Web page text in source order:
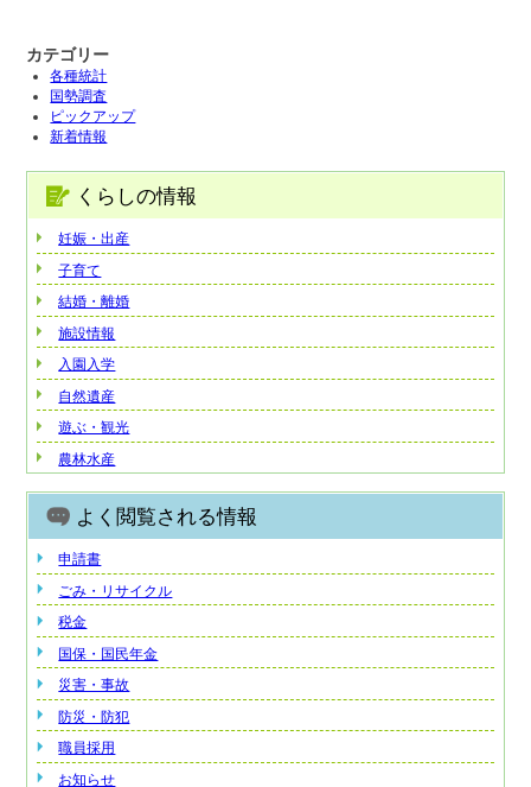
カテゴリー
各種統計
国勢調査
ピックアップ
新着情報
くらしの情報
妊娠・出産
子育て
結婚・離婚
施設情報
入園入学
自然遺産
遊ぶ・観光
農林水産
よく閲覧される情報
申請書
ごみ・リサイクル
税金
国保・国民年金
災害・事故
防災・防犯
職員採用
お知らせ